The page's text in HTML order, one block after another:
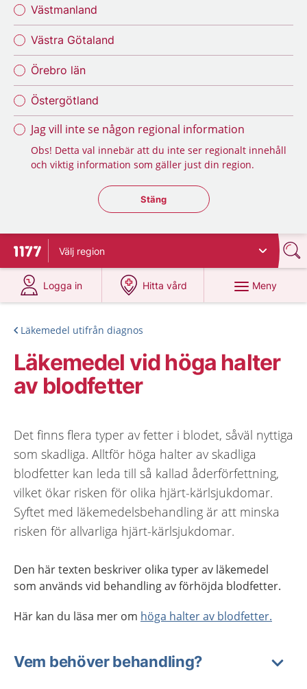
Västmanland
Västra Götaland
Örebro län
Östergötland
Jag vill inte se någon regional information
Obs! Detta val innebär att du inte ser regionalt innehåll
och viktig information som gäller just din region.
Stäng regionsväljaren
Stäng
Till startsidan för 1177
Välj region
Logga in
på 1177.se
Hitta vård
på 1177.se
Meny
Läkemedel utifrån diagnos
Läkemedel vid höga halter
av blodfetter
Det finns flera typer av fetter i blodet, såväl nyttiga
som skadliga. Alltför höga halter av skadliga
blodfetter kan leda till så kallad åderförfettning,
vilket ökar risken för olika hjärt-kärlsjukdomar.
Syftet med läkemedelsbehandling är att minska
risken för allvarliga hjärt-kärlsjukdomar.
Den här texten beskriver olika typer av läkemedel
som används vid behandling av förhöjda blodfetter.
Här kan du läsa mer om höga halter av blodfetter.
Vem behöver behandling?